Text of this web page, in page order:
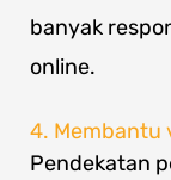
banyak
online.
4. Membantu
Pendekatan